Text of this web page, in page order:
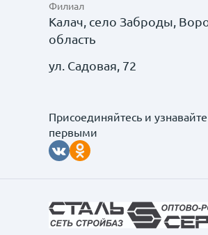
Филиал
Калач, село Заброды,
область
ул. Садовая, 72
Присоединяйтесь и
первыми